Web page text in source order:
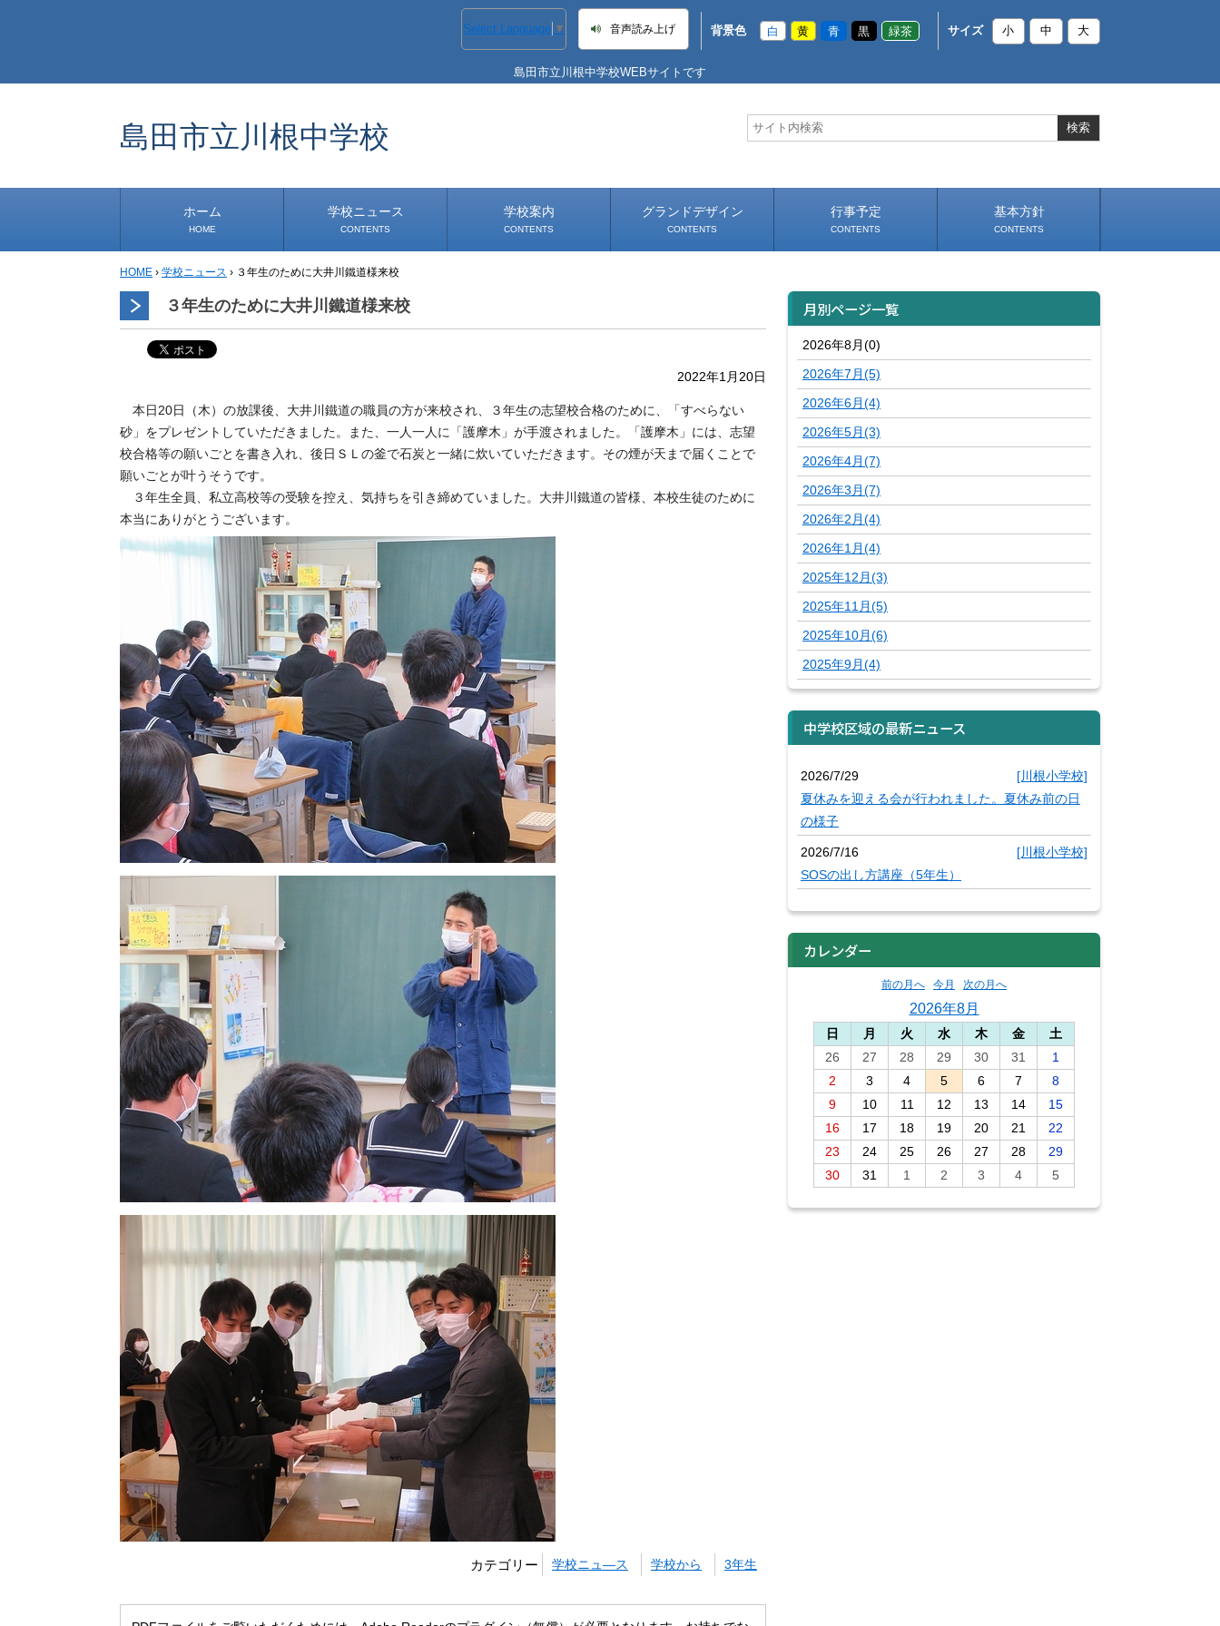
Select Language ▼ 音声読み上げ 背景色 白 黄 青 黒 緑茶 サイズ 小 中 大
島田市立川根中学校WEBサイトです
島田市立川根中学校
ホーム
HOME
学校ニュース
CONTENTS
学校から
安心・安全
1年生
2年生
3年生
事務・保健室から
児童会・部活から
研修
小中連携事業
その他
学校案内
CONTENTS
グランドデザイン
CONTENTS
行事予定
CONTENTS
基本方針
CONTENTS
HOME › 学校ニュース › ３年生のために大井川鐵道様来校
３年生のために大井川鐵道様来校
2022年1月20日
本日20日（木）の放課後、大井川鐵道の職員の方が来校され、３年生の志望校合格のために、「すべらない
砂」をプレゼントしていただきました。また、一人一人に「護摩木」が手渡されました。「護摩木」には、志望
校合格等の願いごとを書き入れ、後日ＳＬの釜で石炭と一緒に炊いていただきます。その煙が天まで届くことで
願いごとが叶うそうです。
３年生全員、私立高校等の受験を控え、気持ちを引き締めていました。大井川鐵道の皆様、本校生徒のために
本当にありがとうございます。
カテゴリー 学校ニュ―ス 学校から 3年生
月別ページ一覧
2026年8月(0)
2026年7月(5)
2026年6月(4)
2026年5月(3)
2026年4月(7)
2026年3月(7)
2026年2月(4)
2026年1月(4)
2025年12月(3)
2025年11月(5)
2025年10月(6)
2025年9月(4)
中学校区域の最新ニュース
2026/7/29
[川根小学校]
夏休みを迎える会が行われました。夏休み前の日
の様子
2026/7/16
[川根小学校]
SOSの出し方講座（5年生）
カレンダー
前の月へ 今月 次の月へ
2026年8月
日 月 火 水 木 金
土
26
27 28 29 30 31
1
2
3 4 5 6 7
8
9
10 11 12 13 14
15
16
17 18 19 20 21
22
23
24 25 26 27 28
29
30
31 1 2 3 4 5